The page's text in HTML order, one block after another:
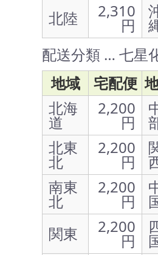
北陸
2,310
円
配送分類 … 七星
地域
宅配便
北海
道
2,200
円
北東
北
2,200
円
南東
北
2,200
円
関東
2,200
円